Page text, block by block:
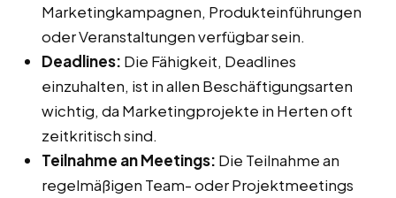
Marketingkampagnen, Produkteinführungen
oder Veranstaltungen verfügbar sein.
Deadlines: Die Fähigkeit, Deadlines
einzuhalten, ist in allen Beschäftigungsarten
wichtig, da Marketingprojekte in Herten oft
zeitkritisch sind.
Teilnahme an Meetings: Die Teilnahme an
regelmäßigen Team- oder Projektmeetings